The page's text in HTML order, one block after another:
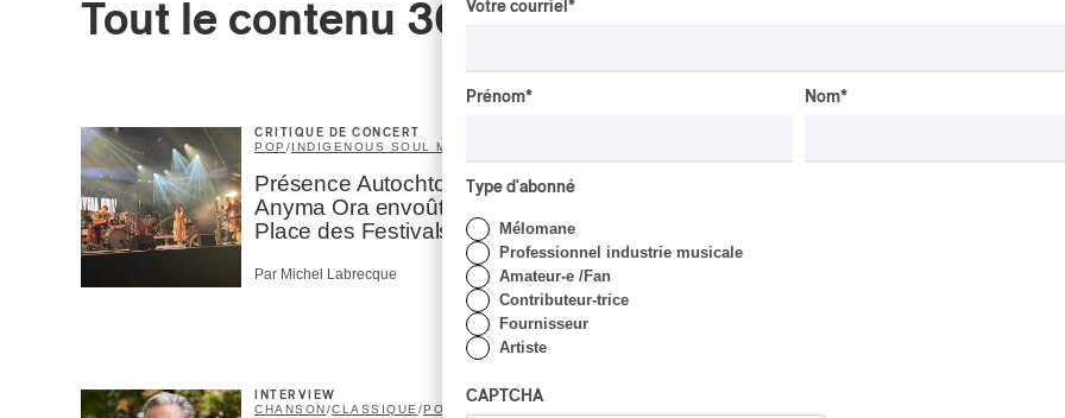
Tout le contenu 360
CRITIQUE DE CONCERT
POP /INDIGENOUS SOUL MUSIC
Présence Autochtone I
Anyma Ora envoûte la
Place des Festivals
Par Michel Labrecque
INTERVIEW
CHANSON /CLASSIQUE/POP
Votre courriel *
Prénom* Nom*
Type d'abonné
Mélomane
Professionnel industrie musicale
Amateur-e /Fan
Contributeur-trice
Fournisseur
Artiste
CAPTCHA